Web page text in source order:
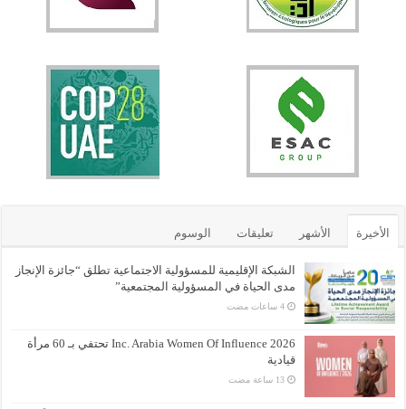
الأخيرة الأشهر تعليقات الوسوم
الشبكة الإقليمية للمسؤولية الاجتماعية تطلق “جائزة الإنجاز
مدى الحياة في المسؤولية المجتمعية”
Inc. Arabia Women Of Influence 2026 تحتفي بـ 60 مرأة
قيادية